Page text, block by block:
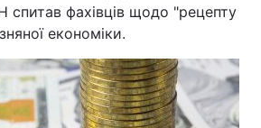
спитав фахівців щодо "рецепту
економіки.